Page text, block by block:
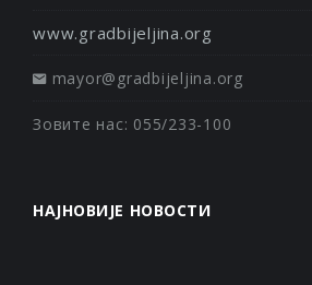
www.gradbijeljina.org
mayor@gradbijeljina.org
Зовите нас: 055/233-100
НАЈНОВИЈЕ НОВОСТИ